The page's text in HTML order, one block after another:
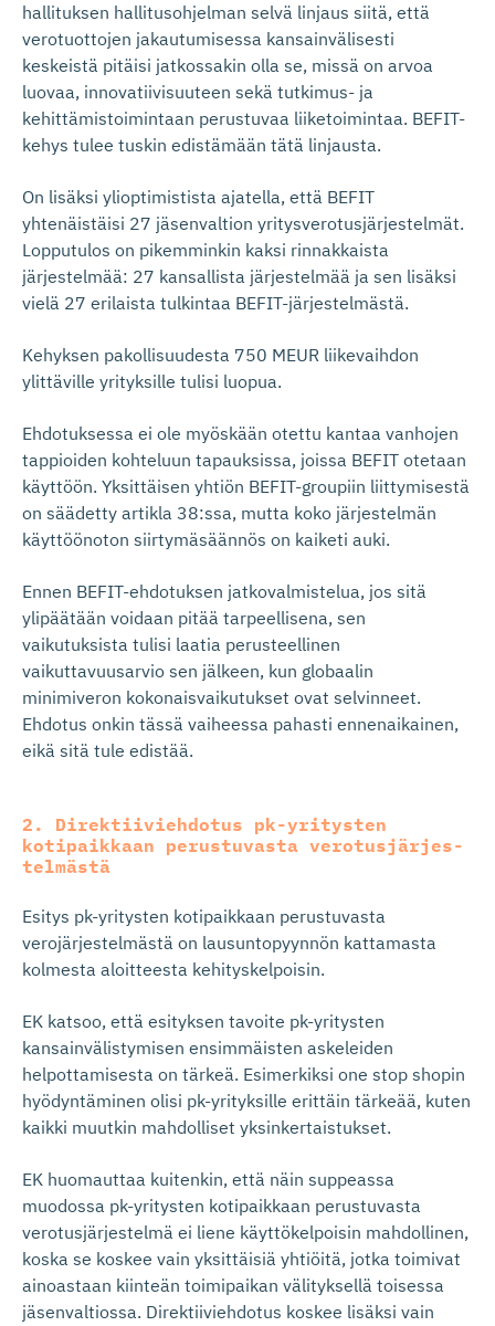
hallituksen hallitusohjelman selvä linjaus siitä, että
verotuottojen jakautumisessa kansainvälisesti
keskeistä pitäisi jatkossakin olla se, missä on arvoa
luovaa, innovatiivisuuteen sekä tutkimus- ja
kehittämistoimintaan perustuvaa liiketoimintaa. BEFIT-
kehys tulee tuskin edistämään tätä linjausta.
On lisäksi ylioptimistista ajatella, että BEFIT
yhtenäistäisi 27 jäsenvaltion yritysverotusjärjestelmät.
Lopputulos on pikemminkin kaksi rinnakkaista
järjestelmää: 27 kansallista järjestelmää ja sen lisäksi
vielä 27 erilaista tulkintaa BEFIT-järjestelmästä.
Kehyksen pakollisuudesta 750 MEUR liikevaihdon
ylittäville yrityksille tulisi luopua.
Ehdotuksessa ei ole myöskään otettu kantaa vanhojen
tappioiden kohteluun tapauksissa, joissa BEFIT otetaan
käyttöön. Yksittäisen yhtiön BEFIT-groupiin liittymisestä
on säädetty artikla 38:ssa, mutta koko järjestelmän
käyttöönoton siirtymäsäännös on kaiketi auki.
Ennen BEFIT-ehdotuksen jatkovalmistelua, jos sitä
ylipäätään voidaan pitää tarpeellisena, sen
vaikutuksista tulisi laatia perusteellinen
vaikuttavuusarvio sen jälkeen, kun globaalin
minimiveron kokonaisvaikutukset ovat selvinneet.
Ehdotus onkin tässä vaiheessa pahasti ennenaikainen,
eikä sitä tule edistää.
2. Direktiiviehdotus pk-yritysten
kotipaikkaan perustuvasta verotusjär­jes­
telmästä
Esitys pk-yritysten kotipaikkaan perustuvasta
verojärjestelmästä on lausuntopyynnön kattamasta
kolmesta aloitteesta kehityskelpoisin.
EK katsoo, että esityksen tavoite pk-yritysten
kansainvälistymisen ensimmäisten askeleiden
helpottamisesta on tärkeä. Esimerkiksi one stop shopin
hyödyntäminen olisi pk-yrityksille erittäin tärkeää, kuten
kaikki muutkin mahdolliset yksinkertaistukset.
EK huomauttaa kuitenkin, että näin suppeassa
muodossa pk-yritysten kotipaikkaan perustuvasta
verotusjärjestelmä ei liene käyttökelpoisin mahdollinen,
koska se koskee vain yksittäisiä yhtiöitä, jotka toimivat
ainoastaan kiinteän toimipaikan välityksellä toisessa
jäsenvaltiossa. Direktiiviehdotus koskee lisäksi vain